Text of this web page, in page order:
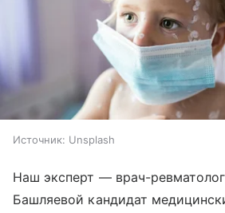
Источник: Unsplash
Наш эксперт — врач-
Башляевой кандидат